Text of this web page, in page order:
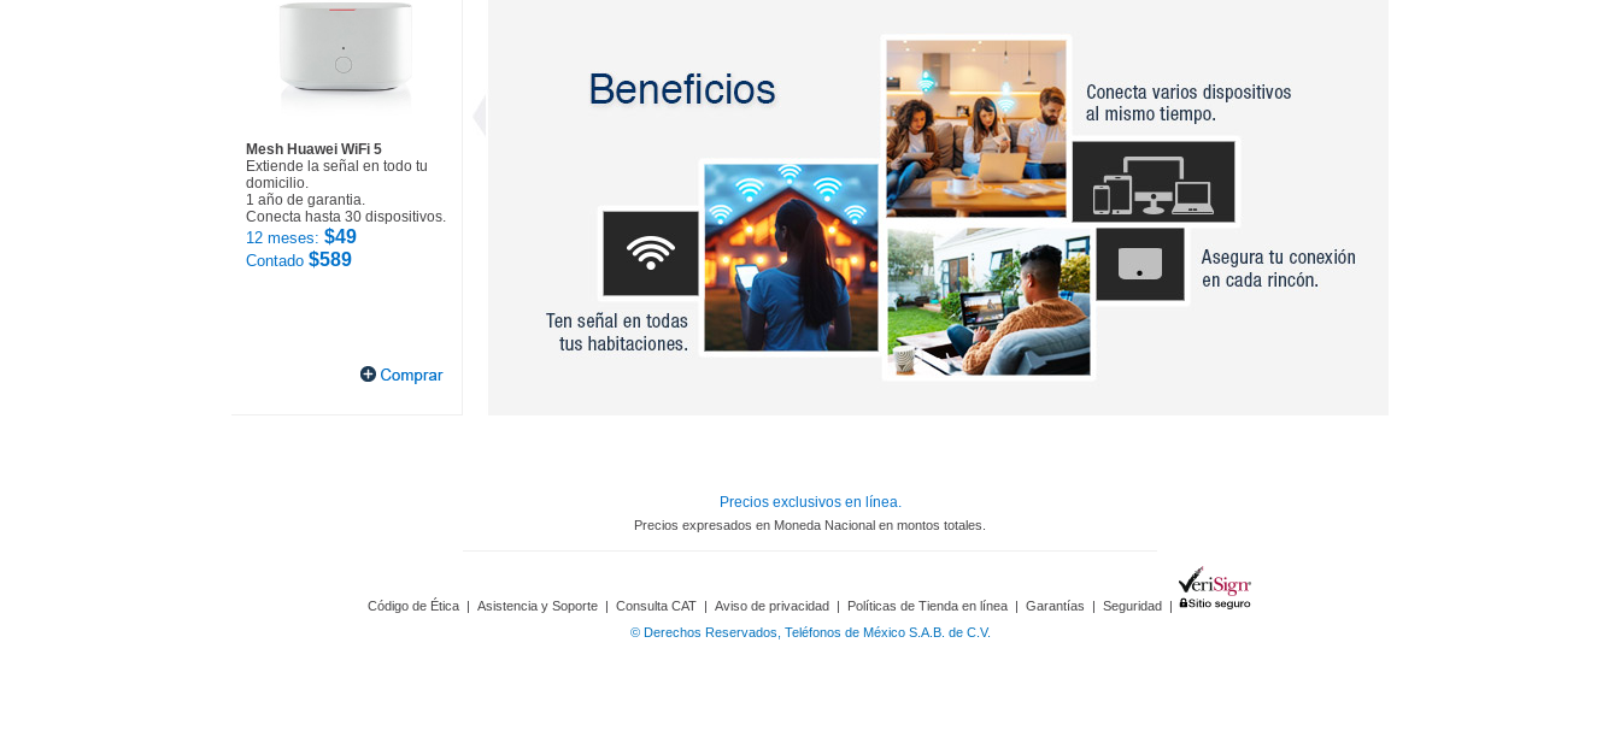
Mesh Huawei WiFi 5
Extiende la señal en todo tu
domicilio.
1 año de garantia.
Conecta hasta 30 dispositivos.
12 meses: $49
Contado $589
Precios exclusivos en línea.
Precios expresados en Moneda Nacional en montos totales.
Código de Ética | Asistencia y Soporte | Consulta CAT | Aviso de privacidad | Políticas de Tienda en línea | Garantías | Seguridad |
© Derechos Reservados, Teléfonos de México S.A.B. de C.V.